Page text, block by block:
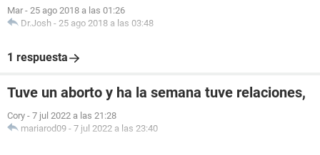
Mar - 25 ago 2018 a las 01:26
Dr.Josh - 25 ago 2018 a las 03:48
1 respuesta
Tuve un aborto y ha la semana tuve relaciones,
Cory - 7 jul 2022 a las 21:28
mariarod09 - 7 jul 2022 a las 23:40